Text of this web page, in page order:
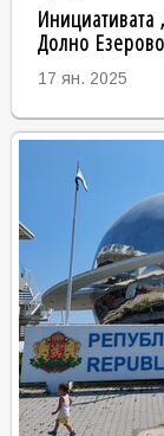
Инициативата
Долно Езерово
17 ян. 2025